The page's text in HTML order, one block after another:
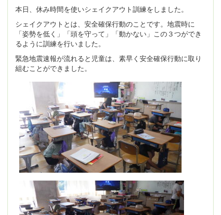
本日、休み時間を使いシェイクアウト訓練をしました。
シェイクアウトとは、安全確保行動のことです。地震時に
「姿勢を低く」「頭を守って」「動かない」この３つができ
るように訓練を行いました。
緊急地震速報が流れると児童は、素早く安全確保行動に取り
組むことができました。